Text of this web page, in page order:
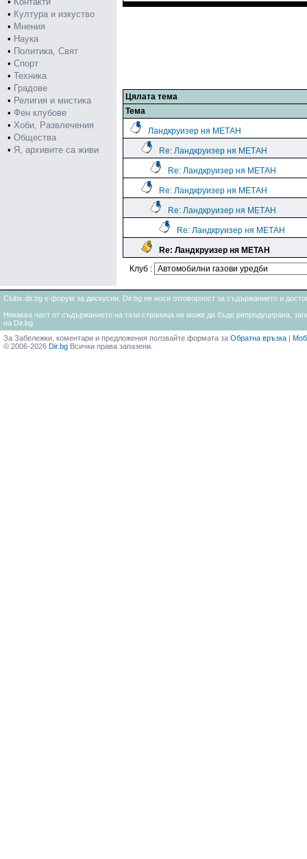
• Култура и изкуство
• Мнения
• Наука
• Политика, Свят
• Спорт
• Техника
• Градове
• Религия и мистика
• Фен клубове
• Хоби, Развлечения
• Общества
• Я, архивите са живи
Цялата тема
Тема
Ландкруизер ня МЕТАН
Re: Ландкруизер ня МЕТАН
Re: Ландкруизер ня МЕТАН
Re: Ландкруизер ня МЕТАН
Re: Ландкруизер ня МЕТАН
Re: Ландкруизер ня МЕТАН
Re: Ландкруизер ня МЕТАН
Клуб :
Clubs.dir.bg е форум за дискусии. Dir.bg не носи отговорност за съдържанието и
Никаква част от съдържанието на тази страница не може да бъде репродуцирана,
на Dir.bg
За Забележки, коментари и предложения ползвайте формата за Обратна връзка |
© 2006-2026 Dir.bg Всички права запазени.